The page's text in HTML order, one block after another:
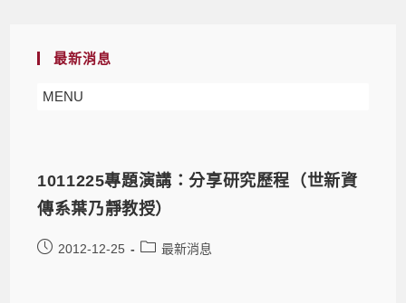
最新消息
MENU
1011225專題演講：分享研究歷程（世新資
傳系葉乃靜教授）
2012-12-25 最新消息